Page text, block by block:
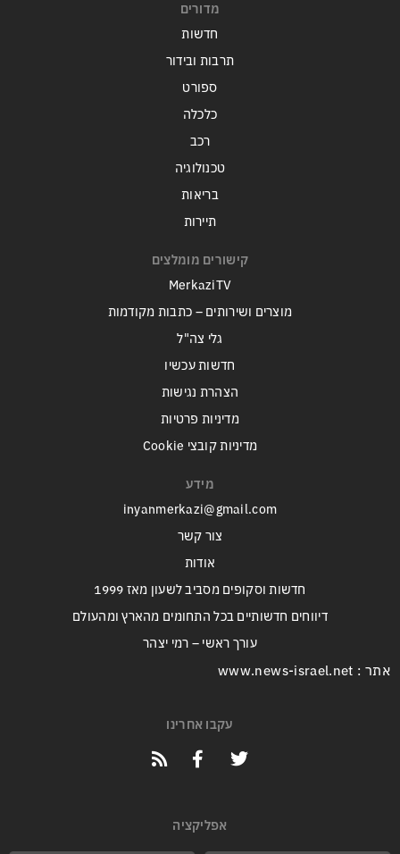
מדורים
חדשות
תרבות ובידור
ספורט
כלכלה
רכב
טכנולוגיה
בריאות
תיירות
קישורים מומלצים
MerkaziTV
מוצרים ושירותים – כתבות מקודמות
גלי צה"ל
חדשות עכשיו
הצהרת נגישות
מדיניות פרטיות
מדיניות קובצי Cookie
מידע
inyanmerkazi@gmail.com
צור קשר
אודות
חדשות וסקופים מסביב לשעון מאז 1999
דיווחים חדשותיים בכל התחומים מהארץ ומהעולם
עורך ראשי – רמי יצהר
אתר : www.news-israel.net
עקבו אחרינו
אפליקציה